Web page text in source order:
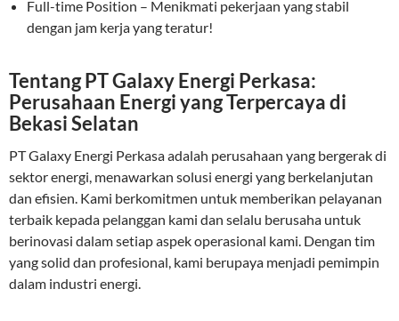
Full-time Position – Menikmati pekerjaan yang stabil
dengan jam kerja yang teratur!
Tentang PT Galaxy Energi Perkasa:
Perusahaan Energi yang Terpercaya di
Bekasi Selatan
PT Galaxy Energi Perkasa adalah perusahaan yang bergerak di
sektor energi, menawarkan solusi energi yang berkelanjutan
dan efisien. Kami berkomitmen untuk memberikan pelayanan
terbaik kepada pelanggan kami dan selalu berusaha untuk
berinovasi dalam setiap aspek operasional kami. Dengan tim
yang solid dan profesional, kami berupaya menjadi pemimpin
dalam industri energi.